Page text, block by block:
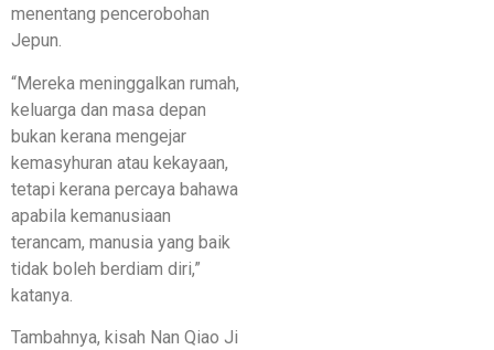
menentang pencerobohan
Jepun.
“Mereka meninggalkan rumah,
keluarga dan masa depan
bukan kerana mengejar
kemasyhuran atau kekayaan,
tetapi kerana percaya bahawa
apabila kemanusiaan
terancam, manusia yang baik
tidak boleh berdiam diri,”
katanya.
Tambahnya, kisah Nan Qiao Ji